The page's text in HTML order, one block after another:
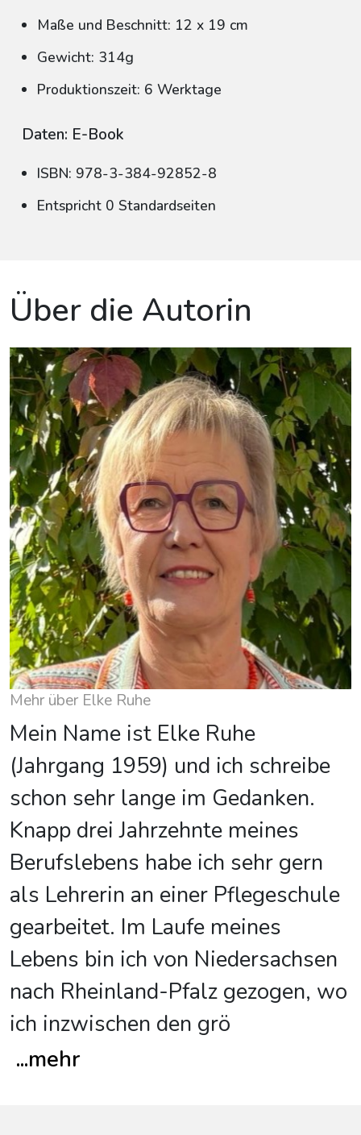
Maße und Beschnitt: 12 x 19 cm
Gewicht: 314g
Produktionszeit: 6 Werktage
Daten: E-Book
ISBN: 978-3-384-92852-8
Entspricht 0 Standardseiten
Über die Autorin
Mehr über Elke Ruhe
Mein Name ist Elke Ruhe
(Jahrgang 1959) und ich schreibe
schon sehr lange im Gedanken.
Knapp drei Jahrzehnte meines
Berufslebens habe ich sehr gern
als Lehrerin an einer Pflegeschule
gearbeitet. Im Laufe meines
Lebens bin ich von Niedersachsen
nach Rheinland-Pfalz gezogen, wo
ich inzwischen den grö
...mehr